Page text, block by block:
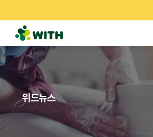
문
화
예
술
네
트
위드뉴스